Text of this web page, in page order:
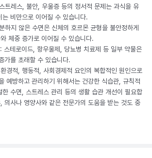
트레스, 불안, 우울증 등의 정서적 문제는 과식을 유
는 비만으로 이어질 수 있습니다.
하지 않은 수면은 신체의 호르몬 균형을 불안정하게
체중 증가로 이어질 수 있습니다.
스테로이드, 항우울제, 당뇨병 치료제 등 일부 약물은
가를 초래할 수 있습니다.
경적, 행동적, 사회경제적 요인의 복합적인 원인으로
예방하고 관리하기 위해서는 건강한 식습관, 규칙적
한 수면, 스트레스 관리 등의 생활 습관 개선이 필요합
의사나 영양사와 같은 전문가의 도움을 받는 것도 중